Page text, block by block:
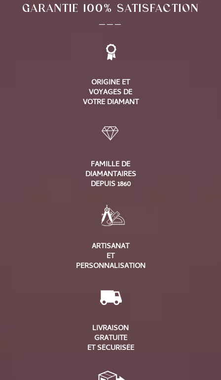
GARANTIE 100% SATISFACTION
ORIGINE ET
VOYAGES DE
VOTRE DIAMANT
FAMILLE DE
DIAMANTAIRES
DEPUIS 1860
ARTISANAT
ET
PERSONNALISATION
LIVRAISON
GRATUITE
ET SÉCURISÉE